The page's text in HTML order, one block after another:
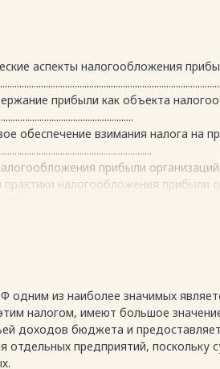
аспекты налогообложения
прибыли как объекта
обеспечение взимания налога на
прибыли
налогообложения прибыли
налога на прибыль
на прибыль организаций как
налога на прибыль организаций в
налогообложения прибыли
одним из наиболее значимых
налогом, имеют большое
доходов бюджета и
отдельных предприятий, поскольку